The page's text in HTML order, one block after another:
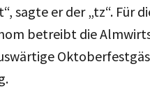
er der „tz“. Für
betreibt die